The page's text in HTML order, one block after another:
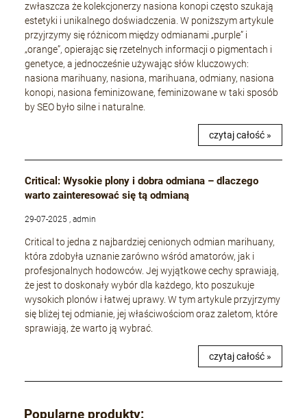
zwłaszcza że kolekcjonerzy nasiona konopi często szukają
estetyki i unikalnego doświadczenia. W poniższym artykule
przyjrzymy się różnicom między odmianami „purple” i
„orange”, opierając się rzetelnych informacji o pigmentach i
genetyce, a jednocześnie używając słów kluczowych:
nasiona marihuany, nasiona, marihuana, odmiany, nasiona
konopi, nasiona feminizowane, feminizowane w taki sposób
by SEO było silne i naturalne.
czytaj całość »
Critical: Wysokie plony i dobra odmiana – dlaczego
warto zainteresować się tą odmianą
29-07-2025 , admin
Critical to jedna z najbardziej cenionych odmian marihuany,
która zdobyła uznanie zarówno wśród amatorów, jak i
profesjonalnych hodowców. Jej wyjątkowe cechy sprawiają,
że jest to doskonały wybór dla każdego, kto poszukuje
wysokich plonów i łatwej uprawy. W tym artykule przyjrzymy
się bliżej tej odmianie, jej właściwościom oraz zaletom, które
sprawiają, że warto ją wybrać.
czytaj całość »
Popularne produkty: